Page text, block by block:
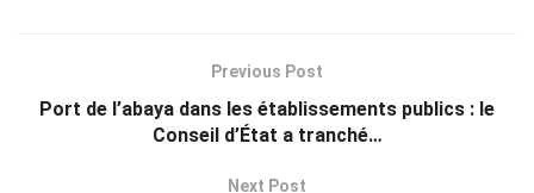
Previous Post
Port de l’abaya dans les établissements publics : le
Conseil d’État a tranché…
Next Post